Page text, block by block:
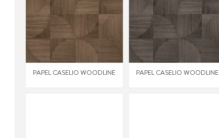
PAPEL CASELIO WOODLINE PAPEL CASELIO WOODLINE